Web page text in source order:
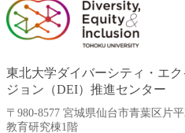
東北大学ダイバーシティ・エ
ジョン（DEI）推進センター
〒980-8577 宮城県仙台市青葉区片
教育研究棟1階